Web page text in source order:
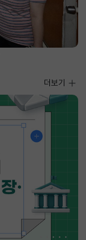
더보기